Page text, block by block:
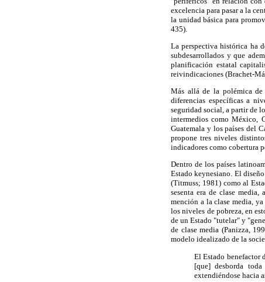
excelencia para pasar a la
la unidad básica para
435).
La perspectiva histórica ha
subdesarrollados y que
planificación estatal
reivindicaciones (Brachet-
Más allá de la polémica de
diferencias específicas a
seguridad social, a partir de
intermedios como México,
Guatemala y los países del
propone tres niveles
indicadores como cobertura
Dentro de los países
Estado keynesiano. El
(Titmuss; 1981) como al
sesenta era de clase
mención a la clase media,
los niveles de pobreza, en
de un Estado "tutelar" y
de clase media (Panizza,
modelo idealizado de la
El Estado benefactor
[que] desborda
extendiéndose hacia